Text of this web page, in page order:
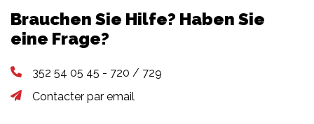
Brauchen Sie Hilfe? Haben Sie
eine Frage?
352 54 05 45 - 720 / 729
Contacter par email